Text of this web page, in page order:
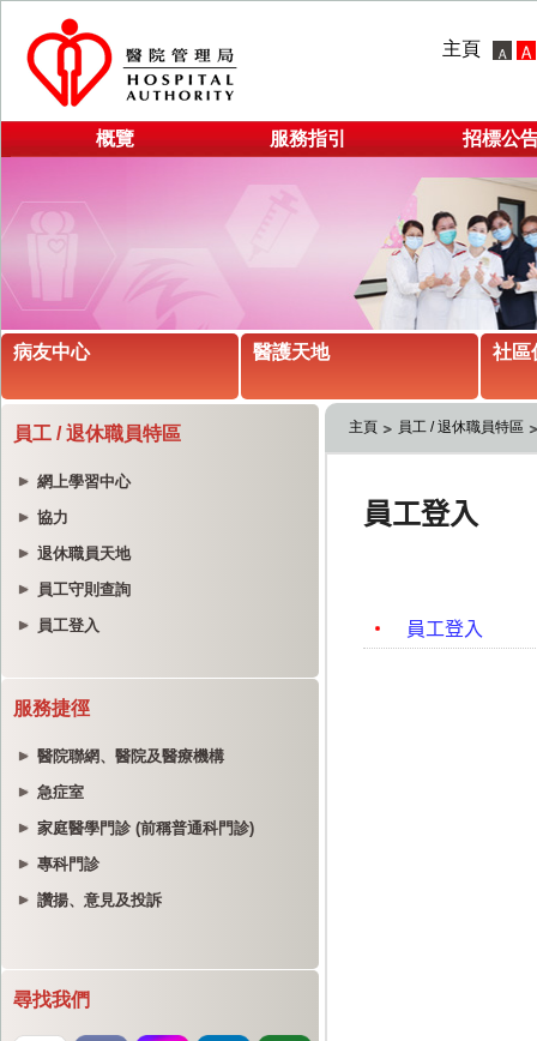
主頁
概覽 服務指引 招標公
病友中心 醫護天地 社區
員工 / 退休職員特區
網上學習中心
協力
退休職員天地
員工守則查詢
員工登入
服務捷徑
醫院聯網、醫院及醫療機構
急症室
家庭醫學門診 (前稱普通科門診)
專科門診
讚揚、意見及投訴
尋找我們
主頁 員工 / 退休職員特區